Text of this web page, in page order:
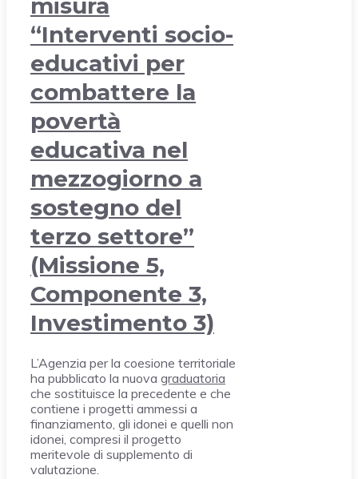
misura
“Interventi socio-
educativi per
combattere la
povertà
educativa nel
mezzogiorno a
sostegno del
terzo settore”
(Missione 5,
Componente 3,
Investimento 3)
L’Agenzia per la coesione territoriale
ha pubblicato la nuova graduatoria
che sostituisce la precedente e che
contiene i progetti ammessi a
finanziamento, gli idonei e quelli non
idonei, compresi il progetto
meritevole di supplemento di
valutazione.